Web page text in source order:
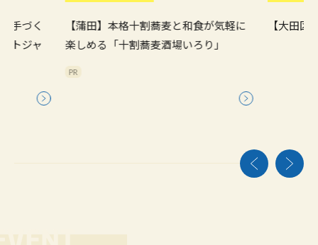
手づく
トジャ
【蒲田】本格十割蕎麦と和食が気軽に
楽しめる「十割蕎麦酒場いろり」
PR
【大田区